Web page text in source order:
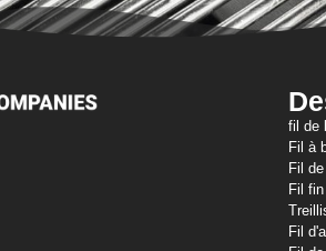
fil de
Fil à
Fil
Fil fin
Fil